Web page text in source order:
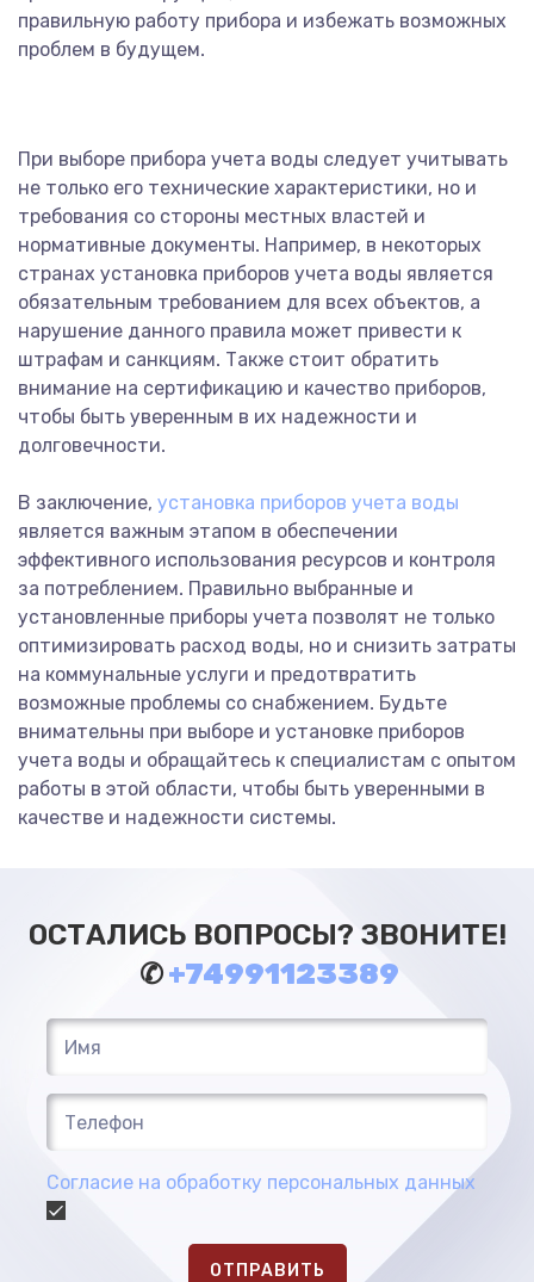
правильную работу прибора и избежать возможных
проблем в будущем.
При выборе прибора учета воды следует учитывать
не только его технические характеристики, но и
требования со стороны местных властей и
нормативные документы. Например, в некоторых
странах установка приборов учета воды является
обязательным требованием для всех объектов, а
нарушение данного правила может привести к
штрафам и санкциям. Также стоит обратить
внимание на сертификацию и качество приборов,
чтобы быть уверенным в их надежности и
долговечности.
В заключение, установка приборов учета воды
является важным этапом в обеспечении
эффективного использования ресурсов и контроля
за потреблением. Правильно выбранные и
установленные приборы учета позволят не только
оптимизировать расход воды, но и снизить затраты
на коммунальные услуги и предотвратить
возможные проблемы со снабжением. Будьте
внимательны при выборе и установке приборов
учета воды и обращайтесь к специалистам с опытом
работы в этой области, чтобы быть уверенными в
качестве и надежности системы.
ОСТАЛИСЬ ВОПРОСЫ? ЗВОНИТЕ!
✆+74991123389
Согласие на обработку персональных данных
ОТПРАВИТЬ